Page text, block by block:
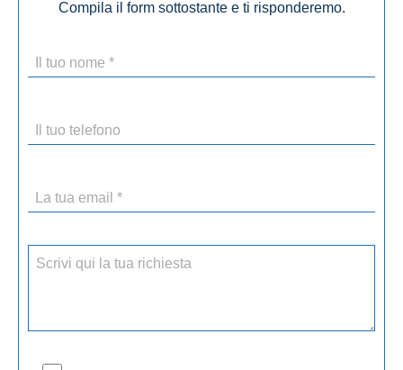
Compila il form sottostante e ti risponderemo.